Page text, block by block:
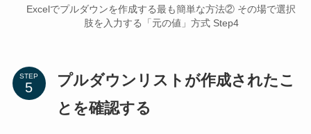
Excelでプルダウンを作成する最も簡単な方法② その場で選択
肢を入力する「元の値」方式 Step4
STEP
プルダウンリストが作成されたこ
とを確認する